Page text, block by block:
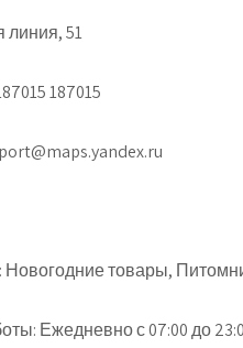
линия, 51
187015
Новогодние товары,
Ежедневно с 07:00 до